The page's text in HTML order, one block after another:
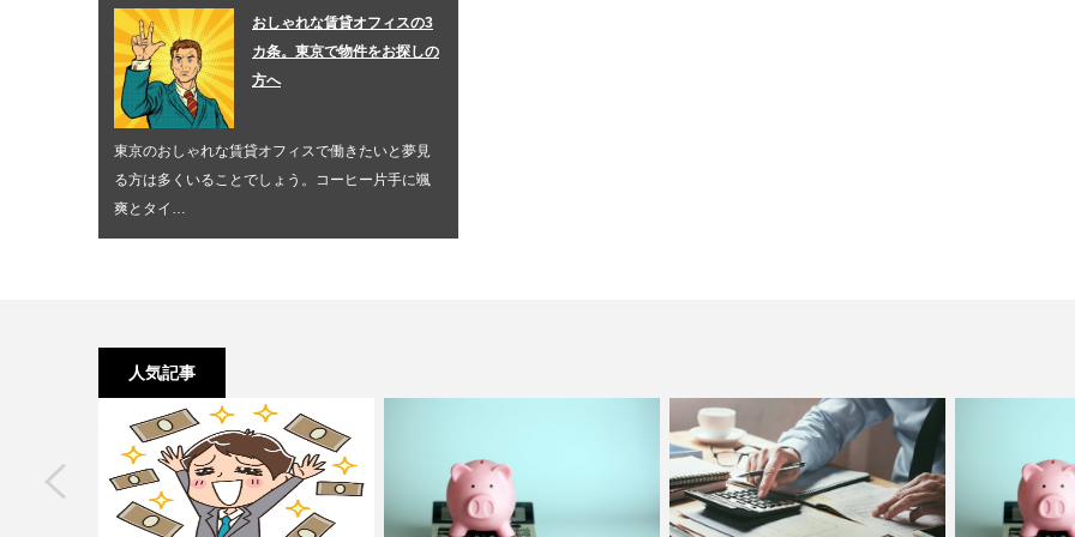
おしゃれな賃貸オフィスの3
カ条。東京で物件をお探しの
方へ
東京のおしゃれな賃貸オフィスで働きたいと夢見
る方は多くいることでしょう。コーヒー片手に颯
爽とタイ…
人気記事